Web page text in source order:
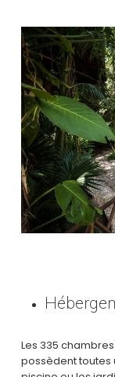
Les 335
possèdent toutes